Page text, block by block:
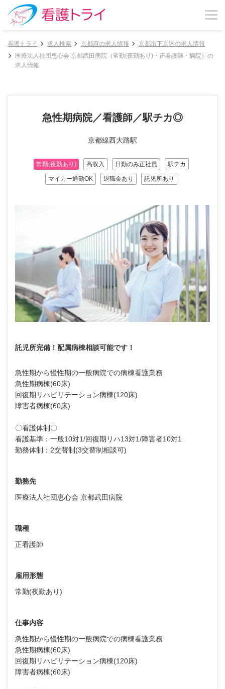
看護トライ 求人検索 京都府の求人情報
京都市下京区の求人情報
医療法人社団恵心会 京都武田病院（常勤(夜勤あり)・正看護師・病院）の
求人情報
急性期病院／看護師／駅チカ◎
京都線西大路駅
常勤(夜勤あり) 高収入 日勤のみ正社員 駅チカ
マイカー通勤OK 退職金あり 託児所あり
託児所完備！配属病棟相談可能です！
急性期から慢性期の一般病院での病棟看護業務
急性期病棟(60床)
回復期リハビリテーション病棟(120床)
障害者病棟(60床)
〇看護体制〇
看護基準：一般10対1/回復期リハ13対1/障害者10対1
勤務体制：2交替制(3交替制相談可)
勤務先
医療法人社団恵心会 京都武田病院
職種
正看護師
雇用形態
常勤(夜勤あり)
仕事内容
急性期から慢性期の一般病院での病棟看護業務
急性期病棟(60床)
回復期リハビリテーション病棟(120床)
障害者病棟(60床)